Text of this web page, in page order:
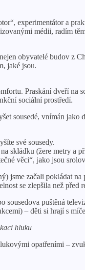
experimentátor a
médii, radím
obyvatelé budov z
jaké jsou.
Praskání dveří na
sociální prostředí.
sousedé, vnímán
své sousedy.
skládku (žere metry a
věci“, jako jsou
jsme začali pokládat
se zlepšila než
sousedova puštěná
– děti si hrají s
hluku
opatřeními –